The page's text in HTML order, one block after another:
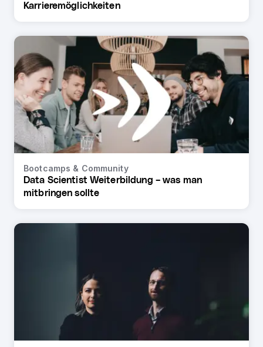
Karrieremöglichkeiten
Bootcamps & Community
Data Scientist Weiterbildung – was man
mitbringen sollte